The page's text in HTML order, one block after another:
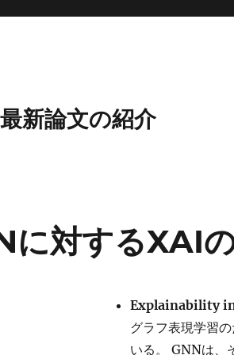
新論文の紹介
に対するXAI
Explainability
グラフ表現学習
いる。 GNNは、